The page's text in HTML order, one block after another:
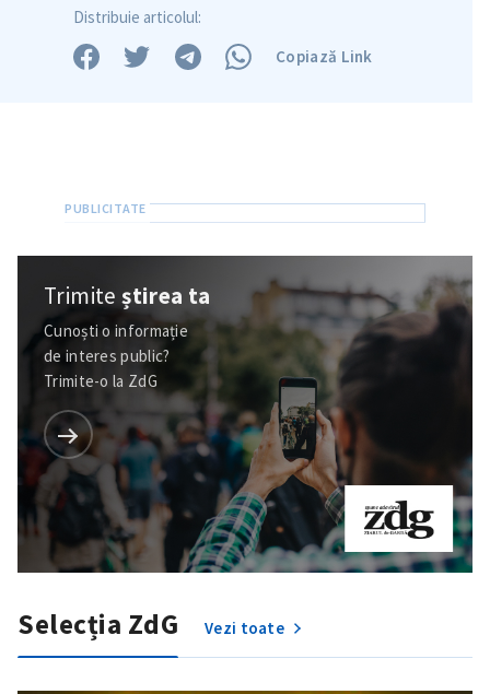
Trimite o informație
Despre ZdG
in English
на русском
Distribuie articolul:
Copiază Link
Trimiteștirea ta
Cunoști o informație
de interes public?
Trimite-o la ZdG
Selecția ZdG Vezi toate